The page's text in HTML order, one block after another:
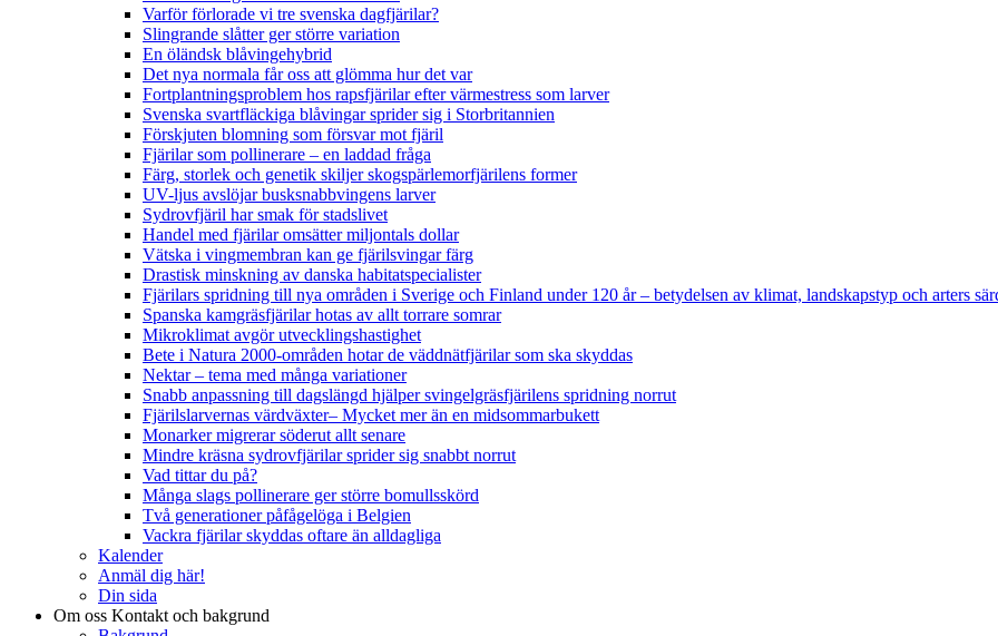
Varför förlorade vi tre svenska dagfjärilar?
Slingrande slåtter ger större variation
En öländsk blåvingehybrid
Det nya normala får oss att glömma hur det var
Fortplantningsproblem hos rapsfjärilar efter värmestress som larver
Svenska svartfläckiga blåvingar sprider sig i Storbritannien
Förskjuten blomning som försvar mot fjäril
Fjärilar som pollinerare – en laddad fråga
Färg, storlek och genetik skiljer skogspärlemorfjärilens former
UV-ljus avslöjar busksnabbvingens larver
Sydrovfjäril har smak för stadslivet
Handel med fjärilar omsätter miljontals dollar
Vätska i vingmembran kan ge fjärilsvingar färg
Drastisk minskning av danska habitatspecialister
Fjärilars spridning till nya områden i Sverige och Finland under 120 år– betydelsen av klimat, landskapstyp och arters
Spanska kamgräsfjärilar hotas av allt torrare somrar
Mikroklimat avgör utvecklingshastighet
Bete i Natura 2000-områden hotar de väddnätfjärilar som ska skyddas
Nektar – tema med många variationer
Snabb anpassning till dagslängd hjälper svingelgräsfjärilens spridning norrut
Fjärilslarvernas värdväxter– Mycket mer än en midsommarbukett
Monarker migrerar söderut allt senare
Mindre kräsna sydrovfjärilar sprider sig snabbt norrut
Vad tittar du på?
Många slags pollinerare ger större bomullsskörd
Två generationer påfågelöga i Belgien
Vackra fjärilar skyddas oftare än alldagliga
Kalender
Anmäl dig här!
Din sida
Om oss Kontakt och bakgrund